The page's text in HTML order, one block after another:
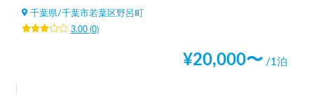
千葉県/千葉市若葉区野呂町
3.00(0)
¥20,000〜 /1泊